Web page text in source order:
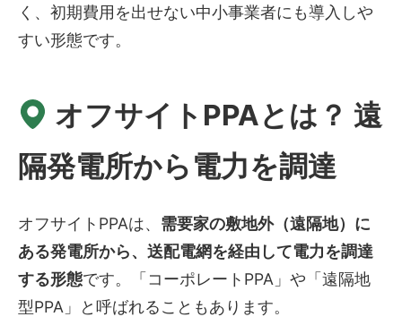
く、初期費用を出せない中小事業者にも導入しや
すい形態です。
オフサイトPPAとは？ 遠
隔発電所から電力を調達
オフサイトPPAは、 需要家の敷地外（遠隔地）に
ある発電所から、送配電網を経由して電力を調達
する形態です。「コーポレートPPA」や「遠隔地
型PPA」と呼ばれることもあります。